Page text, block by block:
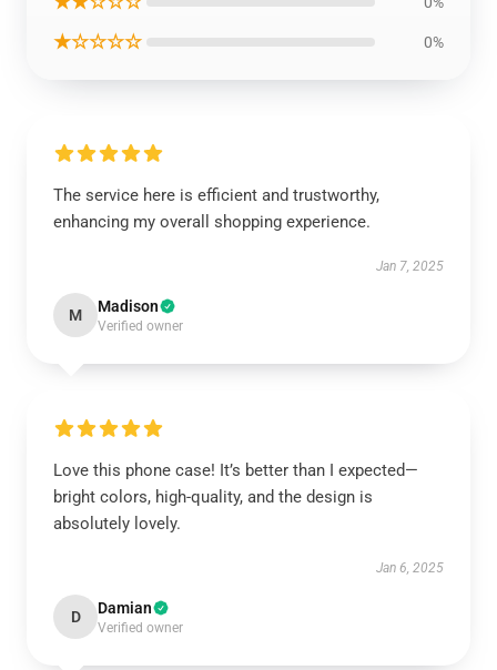
★☆☆☆☆ 0%
The service here is efficient and trustworthy,
enhancing my overall shopping experience.
Jan 7, 2025
M Madison
Verified owner
Love this phone case! It’s better than I expected—
bright colors, high-quality, and the design is
absolutely lovely.
Jan 6, 2025
D Damian
Verified owner